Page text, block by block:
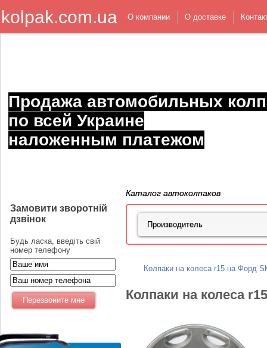
kolpak.com.ua О компании О доставке
Продажа автомобильных
по всей Украине
наложенным платежом
Замовити зворотній
дзвінок
Будь ласка, введіть свій
номер телефону
Каталог автоколпаков
Колпаки на колеса r15 на Форд
Колпаки на колеса